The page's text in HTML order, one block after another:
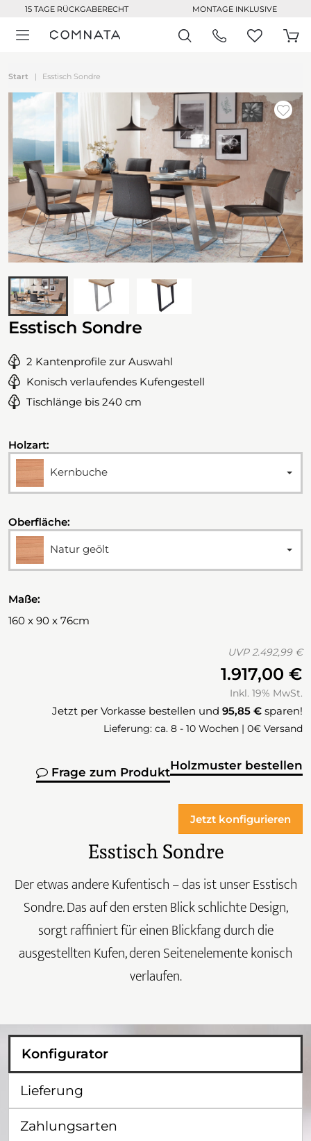
15 TAGE RÜCKGABERECHT MONTAGE INKLUSIVE
Start Esstisch Sondre
Esstisch Sondre
2 Kantenprofile zur Auswahl
Konisch verlaufendes Kufengestell
Tischlänge bis 240 cm
Holzart:
Kernbuche
Oberfläche:
Natur geölt
Maße:
160 x 90 x 76cm
UVP2.492,99 €
1.917,00 €
Inkl. 19% MwSt.
Jetzt per Vorkasse bestellen und 95,85 € sparen!
Lieferung: ca. 8 - 10 Wochen | 0€ Versand
Holzmuster bestellen
Frage zum Produkt
Jetzt konfigurieren
Esstisch Sondre
Der etwas andere Kufentisch – das ist unser Esstisch
Sondre. Das auf den ersten Blick schlichte Design,
sorgt raffiniert für einen Blickfang durch die
ausgestellten Kufen, deren Seitenelemente konisch
verlaufen.
Konfigurator
Lieferung
Zahlungsarten